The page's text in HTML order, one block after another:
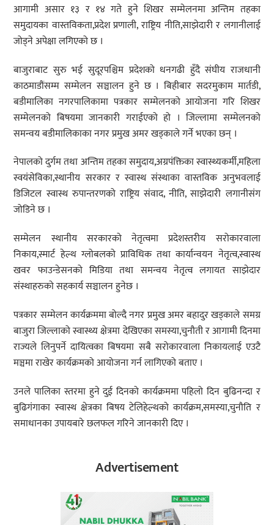
आगामी असार १३ र १४ गते हुने शिखर सम्मेलनमा अन्तिम तहका
समुदायका वास्तविकता,प्रदेश प्रणाली, राष्ट्रिय नीति,साझेदारी र लगानीलाई
जोड्ने अपेक्षा लगिएको छ ।
बाजुराबाट सुरु भई सुदूरपश्चिम प्रदेशको धनगढी हुँदै संघीय राजधानी
काठमाडौंसम्म सम्मेलन सञ्चालन हुने छ । बिहीबार सदरमुकाम मार्तडी,
बडीमालिका नगरपालिकामा पत्रकार सम्मेलनको आयोजना गरि शिखर
सम्मेलनको बिषयमा जानकारी गराईएको हो । जिल्लामा सम्मेलनको
समन्वय बडीमालिकाका नगर प्रमुख अमर खड्काले गर्ने भएका छन् ।
नेपालको दुर्गम तथा अन्तिम तहका समुदाय,अग्रपंक्तिका स्वास्थ्यकर्मी,महिला
स्वयंसेविका,स्थानीय सरकार र स्वास्थ संस्थाका वास्तविक अनुभवलाई
डिजिटल स्वास्थ रुपान्तरणको राष्ट्रिय संवाद, नीति, साझेदारी लगानीसंग
जोडिने छ ।
सम्मेलन स्थानीय सरकारको नेतृत्वमा प्रदेशस्तरीय सरोकारवाला
निकाय,स्मार्ट हेल्थ ग्लोबलको प्राविधिक तथा कार्यान्वयन नेतृत्व,स्वास्थ
खवर फाउन्डेसनको मिडिया तथा समन्वय नेतृत्व लगायत साझेदार
संस्थाहरुको सहकार्य सञ्चालन हुनेछ ।
पत्रकार सम्मेलन कार्यक्रममा बोल्दै नगर प्रमुख अमर बहादुर खड्काले समग्र
बाजुरा जिल्लाको स्वास्थ्य क्षेत्रमा देखिएका समस्या,चुनौती र आगामी दिनमा
राज्यले लिनुपर्ने दायित्वका बिषयमा सबै सरोकारवाला निकायलाई एउटै
मञ्चमा राखेर कार्यक्रमको आयोजना गर्न लागिएको बताए ।
उनले पालिका स्तरमा हुने दुई दिनको कार्यक्रममा पहिलो दिन बुढिनन्दा र
बुढिगंगाका स्वास्थ क्षेत्रका बिषय टेलिहेल्थको कार्यक्रम,समस्या,चुनौति र
समाधानका उपायबारे छलफल गरिने जानकारी दिए ।
Advertisement